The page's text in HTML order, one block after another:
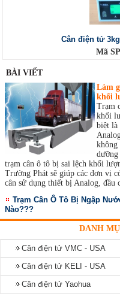
Cân điện tử
Mã
BÀI VIẾT
Làm
khối
Trạm
khối
biệt là
không
trạm cân ô tô bị sai lệch khối
Trường Phát sẽ giúp các đơn vị
cân sử dụng thiết bị Analog, đầu
Trạm Cân Ô Tô Bị Ngập
Nào???
DANH
Cân điện tử VMC - USA
Cân điện tử KELI - USA
Cân điện tử Yaohua